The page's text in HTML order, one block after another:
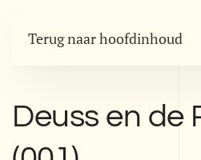
Terug naar hoofdinhoud
Deuss en de